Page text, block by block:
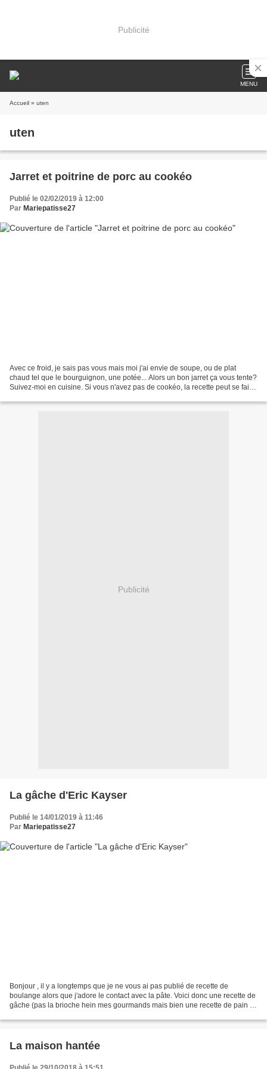
Publicité
MENU
Accueil » uten
uten
Jarret et poitrine de porc au cookéo
Publié le 02/02/2019 à 12:00
Par Mariepatisse27
Avec ce froid, je sais pas vous mais moi j'ai envie de soupe, ou de plat
chaud tel que le bourguignon, une potée... Alors un bon jarret ça vous tente?
Suivez-moi en cuisine. Si vous n'avez pas de cookéo, la recette peut se faire
Publicité
La gâche d'Eric Kayser
Publié le 14/01/2019 à 11:46
Par Mariepatisse27
Bonjour , il y a longtemps que je ne vous ai pas publié de recette de
boulange alors que j'adore le contact avec la pâte. Voici donc une recette de
gâche (pas la brioche hein mes gourmands mais bien une recette de pain si
La maison hantée